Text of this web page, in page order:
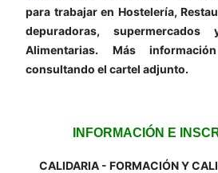
para trabajar en Hostelería,
depuradoras,
Alimentarias. Más
consultando el cartel adjunto.
INFORMACIÓN E
CALIDARIA - FORMACIÓN Y